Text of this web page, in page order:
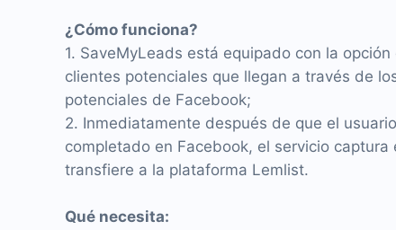
¿Cómo funciona?
1. SaveMyLeads está equipado con la
clientes potenciales que llegan a través de
potenciales de Facebook;
2. Inmediatamente después de que el
completado en Facebook, el servicio captura
transfiere a la plataforma Lemlist.
Qué necesita: